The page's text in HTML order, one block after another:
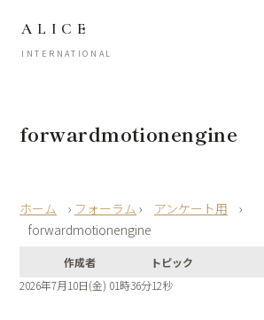
ALICE
INTERNATIONAL
forwardmotionengine
› フォーラム › アンケート用
›
forwardmotionengine
作成者
トピック
2026年7月10日(金) 01時36分12秒